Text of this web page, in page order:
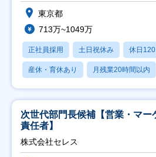
東京都
713万~1049万
正社員採用 土日祝休み 休日
産休・育休あり 月残業20時間以内
次世代部門長候補【営業・マー
責任者】
株式会社セレス